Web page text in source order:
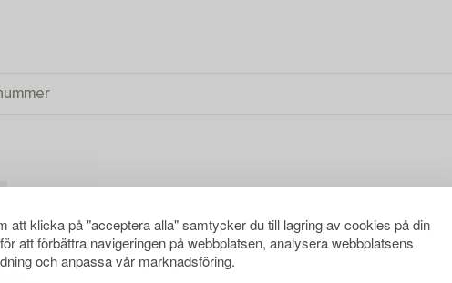
att klicka på "acceptera alla" samtycker du till lagring av cookies på din
att förbättra navigeringen på webbplatsen, analysera webbplatsens
och anpassa vår marknadsföring.